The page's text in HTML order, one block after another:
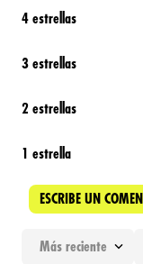
4 estrellas
3 estrellas
2 estrellas
1 estrella
ESCRIBE UN
Más reciente